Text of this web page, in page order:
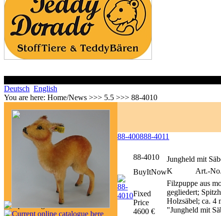
Deutsch English
You are here: Home/News >>> 5.5 >>> 88-4010
88-400888-4011
88-4010
Jungheld mit
K
Art.-
Filzpuppe aus
gegliedert;
Holzsäbel; ca. 4
"Jungheld mit
BuyItNow
Fixed
Price
4600 €